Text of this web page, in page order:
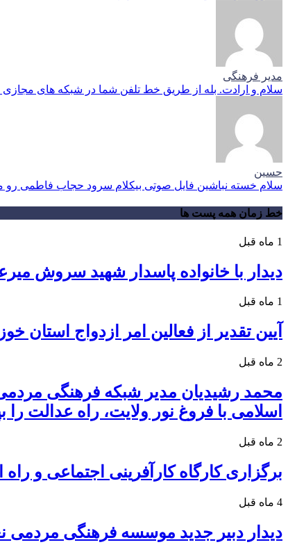
مدیر فرهنگی
سلام و ارادت. بله از طریق خط تلفن شما در شبکه های مجازی
حسین
سلام خسته نباشین فایل صوتی بیکلام سرود حجاب فاطمی
خط زمان همه پست ها
1 ماه قبل
دیدار با خانواده پاسدار شهید سروش
1 ماه قبل
آیین تقدیر از فعالین امر ازدواج استان
2 ماه قبل
محمد رشیدیان مدیر شبکه فرهنگی
اسلامی با فروغ نور ولایت، راه عدالت را
2 ماه قبل
برگزاری کارگاه کارآفرینی اجتماعی
4 ماه قبل
دیدار دبیر جدید موسسه فرهنگی مردمی